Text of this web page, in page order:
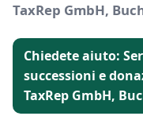
TaxRep GmbH,
Chiedete aiuto:
successioni e
TaxRep GmbH,